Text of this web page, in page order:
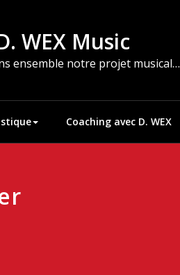
WEX Music
ensemble notre projet musical…
Coaching avec D. WEX